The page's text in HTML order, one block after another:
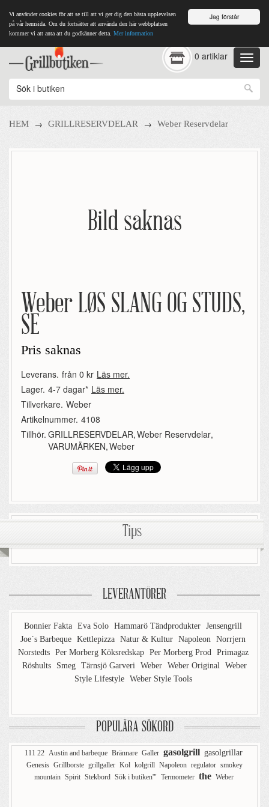
Jag förstår
Vi använder cookies för att se till att vi ger dig den bästa upplevelsen
på vår hemsida. Om du fortsätter att använda den här webbplatsen
kommer vi att anta att du godkänner detta. Mer information
0 artiklar
HEM → GRILLRESERVDELAR → Weber Reservdelar
Bild saknas
Weber LØS SLANG OG STUDS,
SE
Pris saknas
Leverans. från 0 kr Läs mer.
Lager. 4-7 dagar* Läs mer.
Tillverkare. Weber
Artikelnummer. 4108
Tillhör. GRILLRESERVDELAR,Weber Reservdelar,
VARUMÄRKEN,Weber
Tips
LEVERANTÖRER
Bonnier Fakta Eva Solo Hammarö Tändprodukter Jensengrill
Joe´s Barbeque Kettlepizza Natur & Kultur Napoleon Norrjern
Norstedts Per Morberg Köksredskap Per Morberg Prod Primagaz
Röshults
Smeg Tärnsjö Garveri Weber Weber Original Weber
Style Lifestyle Weber Style Tools
POPULÄRA SÖKORD
111 22 Austin and barbeque Brännare Galler gasolgrill gasolgrillar
Genesis Grillborste grillgaller Kol kolgrill Napoleon regulator smokey
mountain Spirit Stekbord Sök i butiken'" Termometer the Weber